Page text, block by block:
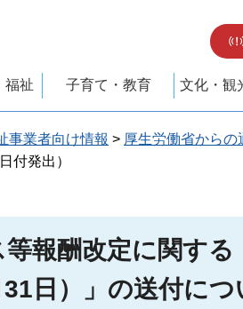
福祉 子育て・教育 文化・観
事業者向け情報 > 厚生労働省からの
付発出）
等報酬改定に関する
日）」の送付に